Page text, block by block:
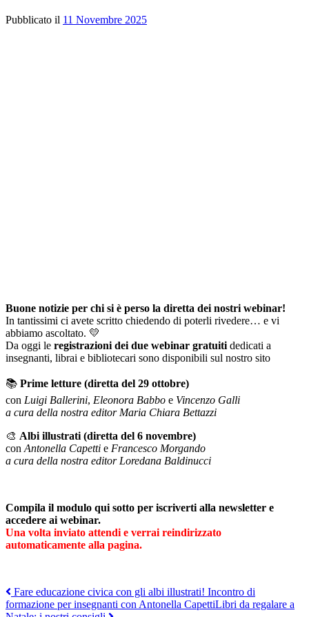
Pubblicato il 11 Novembre 2025
Buone notizie per chi si è perso la diretta dei nostri webinar!
In tantissimi ci avete scritto chiedendo di poterli rivedere… e vi
abbiamo ascoltato. 💛
Da oggi le registrazioni dei due webinar gratuiti dedicati a
insegnanti, librai e bibliotecari sono disponibili sul nostro sito
📚 Prime letture (diretta del 29 ottobre)
con Luigi Ballerini, Eleonora Babbo e Vincenzo Galli
a cura della nostra editor Maria Chiara Bettazzi
🎨 Albi illustrati (diretta del 6 novembre)
con Antonella Capetti e Francesco Morgando
a cura della nostra editor Loredana Baldinucci
Compila il modulo qui sotto per iscriverti alla newsletter e
accedere ai webinar.
Una volta inviato attendi e verrai reindirizzato
automaticamente alla pagina.
Navigazione
articoli
Fare educazione civica con gli albi illustrati! Incontro di
formazione per insegnanti con Antonella CapettiLibri da regalare a